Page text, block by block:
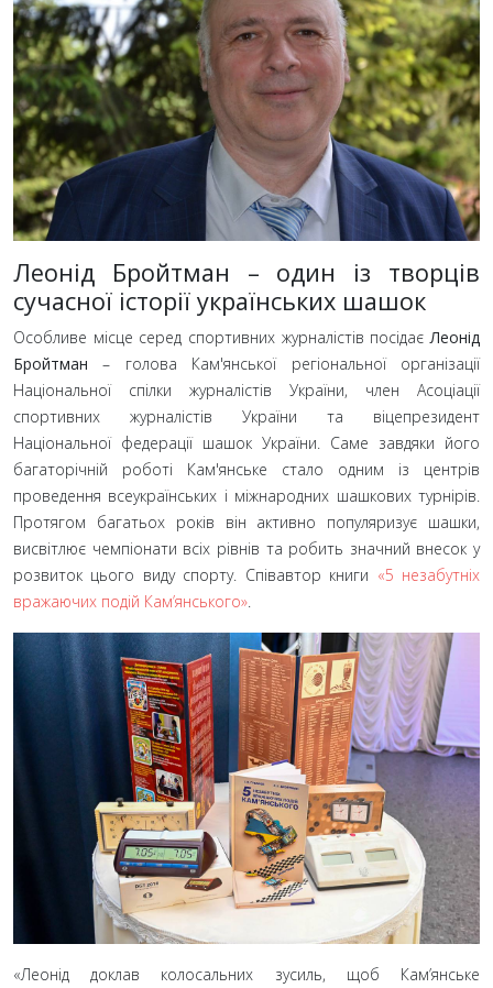
Леонід Бройтман – один із творців
сучасної історії українських шашок
Особливе місце серед спортивних журналістів посідаєЛеонід
Бройтман – голова Кам'янської регіональної організації
Національної спілки журналістів України, член Асоціації
спортивних журналістів України та віцепрезидент
Національної федерації шашок України. Саме завдяки його
багаторічній роботі Кам'янське стало одним із центрів
проведення всеукраїнських і міжнародних шашкових турнірів.
Протягом багатьох років він активно популяризує шашки,
висвітлює чемпіонати всіх рівнів та робить значний внесок у
розвиток цього виду спорту. Співавтор книги «5 незабутніх
вражаючих подій Кам’янського».
«Леонід доклав колосальних зусиль, щоб Кам’янське